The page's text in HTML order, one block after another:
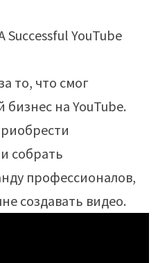
то, что смог
на YouTube.
собрать
профессионалов,
создавать видео.